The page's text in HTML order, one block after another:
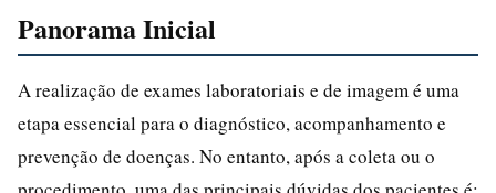
Panorama Inicial
A realização de exames laboratoriais e de imagem é uma
etapa essencial para o diagnóstico, acompanhamento e
prevenção de doenças. No entanto, após a coleta ou o